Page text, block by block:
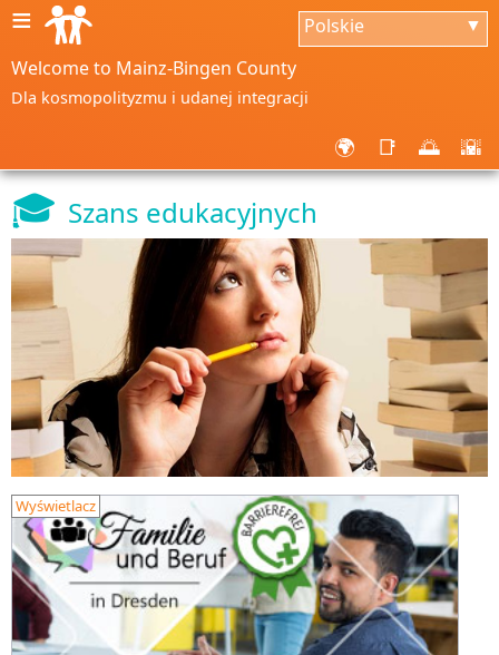
≡ Polskie ▼
Welcome to Mainz-Bingen County
Dla kosmopolityzmu i udanej integracji
🌍 📑 🌅 🌇
🎓 Szans edukacyjnych
Wyświetlacz